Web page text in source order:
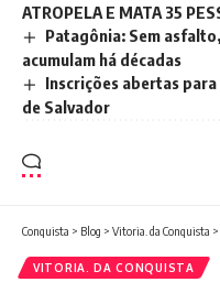
ATROPELA E MATA 35
Patagônia: Sem
acumulam há décadas
Inscrições abertas
de Salvador
Conquista > Blog > Vitoria. da Conquista >
VITORIA. DA CONQUISTA